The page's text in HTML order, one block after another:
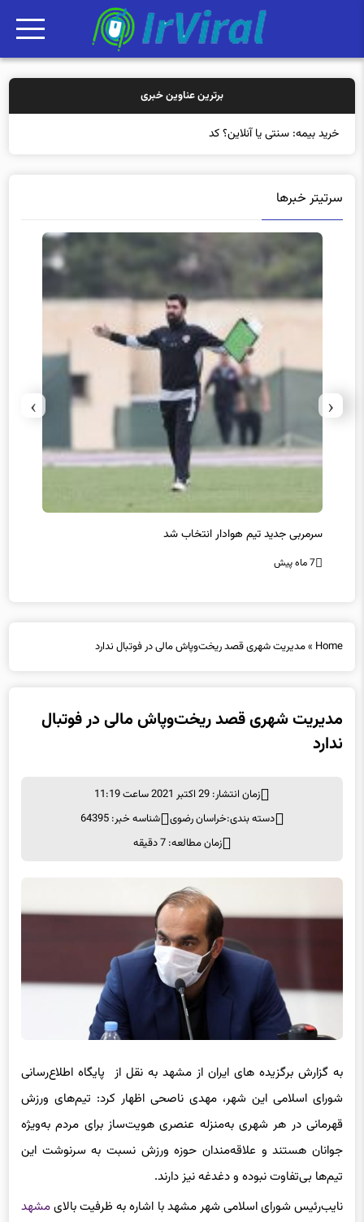
برترین عناوین خبری
خرید بیمه: سنتی یا آنلاین؟ کدامیک تجربه
سرتیتر خبرها
سرمربی جدید تیم هوادار انتخاب شد
7 ماه پیش
‹
›
Home
»مدیریت شهری قصد ریخت‌وپاش مالی در فوتبال ندارد
مدیریت شهری قصد ریخت‌وپاش مالی در فوتبال
ندارد
زمان انتشار: 29 اکتبر 2021 ساعت 11:19
دسته بندی:خراسان رضوی
شناسه خبر: 64395
زمان مطالعه: 7 دقیقه
به گزارش برگزیده های ایران از مشهد به نقل از پایگاه اطلاع‌رسانی
شورای اسلامی این شهر، مهدی ناصحی اظهار کرد: تیم‌های ورزش
قهرمانی در هر شهری به‌منزله عنصری هویت‌ساز برای مردم به‌ویژه
جوانان هستند و علاقه‌مندان حوزه ورزش نسبت به سرنوشت این
تیم‌ها بی‌تفاوت نبوده و دغدغه نیز دارند.
نایب‌رئیس شورای اسلامی شهر مشهد با اشاره به ظرفیت بالایمشهد